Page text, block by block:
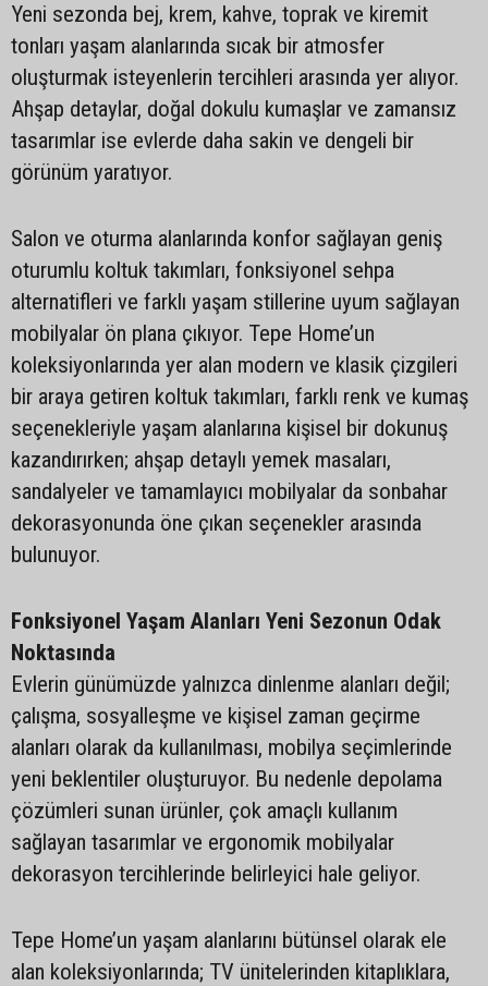
Yeni sezonda bej, krem, kahve, toprak ve kiremit
tonları yaşam alanlarında sıcak bir atmosfer
oluşturmak isteyenlerin tercihleri arasında yer alıyor.
Ahşap detaylar, doğal dokulu kumaşlar ve zamansız
tasarımlar ise evlerde daha sakin ve dengeli bir
görünüm yaratıyor.
Salon ve oturma alanlarında konfor sağlayan geniş
oturumlu koltuk takımları, fonksiyonel sehpa
alternatifleri ve farklı yaşam stillerine uyum sağlayan
mobilyalar ön plana çıkıyor. Tepe Home’un
koleksiyonlarında yer alan modern ve klasik çizgileri
bir araya getiren koltuk takımları, farklı renk ve kumaş
seçenekleriyle yaşam alanlarına kişisel bir dokunuş
kazandırırken; ahşap detaylı yemek masaları,
sandalyeler ve tamamlayıcı mobilyalar da sonbahar
dekorasyonunda öne çıkan seçenekler arasında
bulunuyor.
Fonksiyonel Yaşam Alanları Yeni Sezonun Odak
Noktasında
Evlerin günümüzde yalnızca dinlenme alanları değil;
çalışma, sosyalleşme ve kişisel zaman geçirme
alanları olarak da kullanılması, mobilya seçimlerinde
yeni beklentiler oluşturuyor. Bu nedenle depolama
çözümleri sunan ürünler, çok amaçlı kullanım
sağlayan tasarımlar ve ergonomik mobilyalar
dekorasyon tercihlerinde belirleyici hale geliyor.
Tepe Home’un yaşam alanlarını bütünsel olarak ele
alan koleksiyonlarında; TV ünitelerinden kitaplıklara,